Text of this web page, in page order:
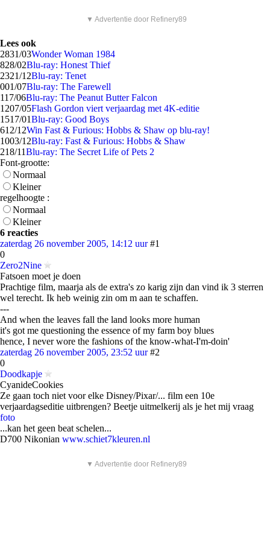
▼ Advertentie door Refinery89
Lees ook
2831/03Wonder Woman 1984
828/02Blu-ray: Honest Thief
2321/12Blu-ray: Tenet
001/07Blu-ray: The Farewell
117/06Blu-ray: The Peanut Butter Falcon
1207/05Flash Gordon viert verjaardag met 4K-editie
1517/01Blu-ray: Good Boys
612/12Win Fast & Furious: Hobbs & Shaw op blu-ray!
1003/12Blu-ray: Fast & Furious: Hobbs & Shaw
218/11Blu-ray: The Secret Life of Pets 2
Font-grootte:
Normaal
Kleiner
regelhoogte :
Normaal
Kleiner
6 reacties
zaterdag 26 november 2005, 14:12 uur #1
0
Zero2Nine
Fatsoen moet je doen
Prachtige film, maarja als de extra's zo karig zijn dan vind ik 3 sterren
wel terecht. Ik heb weinig zin om m aan te schaffen.
---
And when the leaves fall the land looks more human
it's got me questioning the essence of my farm boy blues
hence, I never wore the fashions of the know-what-I'm-doin'
zaterdag 26 november 2005, 23:52 uur #2
0
Doodkapje
CyanideCookies
Ze gaan toch niet voor elke Disney/Pixar/... film een 10e
verjaardagseditie uitbrengen? Beetje uitmelkerij als je het mij vraag
foto
...kan het geen beat schelen...
D700 Nikonian www.schiet7kleuren.nl
▼ Advertentie door Refinery89